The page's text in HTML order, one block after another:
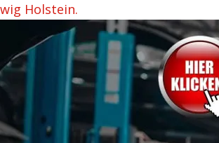
Holstein.